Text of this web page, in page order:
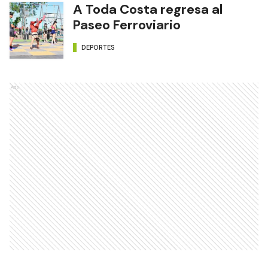
A Toda Costa regresa al
Paseo Ferroviario
DEPORTES
Ads